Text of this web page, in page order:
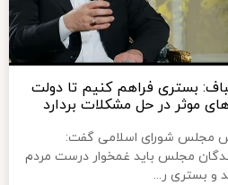
بستری فراهم کنیم تا دولت
موثر در حل مشکلات بردارد
مجلس شورای اسلامی گفت:
مجلس باید غمخوار درست مردم
و بستری ر...